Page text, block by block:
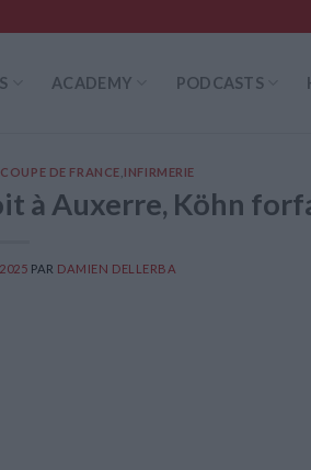
ACADEMY PODCASTS
COUPE DE FRANCE INFIRMERIE
à Auxerre, Köhn
PAR DAMIEN DELLERBA